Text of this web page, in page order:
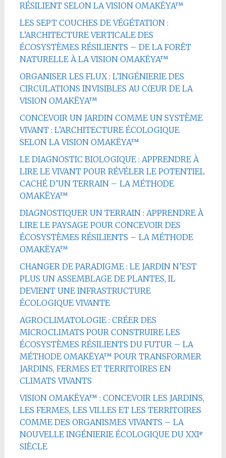
RÉSILIENT SELON LA VISION OMAKËYA™
LES SEPT COUCHES DE VÉGÉTATION :
L’ARCHITECTURE VERTICALE DES
ÉCOSYSTÈMES RÉSILIENTS – DE LA FORÊT
NATURELLE À LA VISION OMAKËYA™
ORGANISER LES FLUX : L’INGÉNIERIE DES
CIRCULATIONS INVISIBLES AU CŒUR DE LA
VISION OMAKËYA™
CONCEVOIR UN JARDIN COMME UN SYSTÈME
VIVANT : L’ARCHITECTURE ÉCOLOGIQUE
SELON LA VISION OMAKËYA™
LE DIAGNOSTIC BIOLOGIQUE : APPRENDRE À
LIRE LE VIVANT POUR RÉVÉLER LE POTENTIEL
CACHÉ D’UN TERRAIN – LA MÉTHODE
OMAKËYA™
DIAGNOSTIQUER UN TERRAIN : APPRENDRE À
LIRE LE PAYSAGE POUR CONCEVOIR DES
ÉCOSYSTÈMES RÉSILIENTS – LA MÉTHODE
OMAKËYA™
CHANGER DE PARADIGME : LE JARDIN N’EST
PLUS UN ASSEMBLAGE DE PLANTES, IL
DEVIENT UNE INFRASTRUCTURE
ÉCOLOGIQUE VIVANTE
AGROCLIMATOLOGIE : CRÉER DES
MICROCLIMATS POUR CONSTRUIRE LES
ÉCOSYSTÈMES RÉSILIENTS DU FUTUR – LA
MÉTHODE OMAKËYA™ POUR TRANSFORMER
JARDINS, FERMES ET TERRITOIRES EN
CLIMATS VIVANTS
VISION OMAKËYA™ : CONCEVOIR LES JARDINS,
LES FERMES, LES VILLES ET LES TERRITOIRES
COMME DES ORGANISMES VIVANTS – LA
NOUVELLE INGÉNIERIE ÉCOLOGIQUE DU XXIᵉ
SIÈCLE